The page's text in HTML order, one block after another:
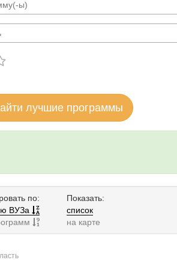
лучшие программы
по:
ВУЗа
Показать:
список
на карте